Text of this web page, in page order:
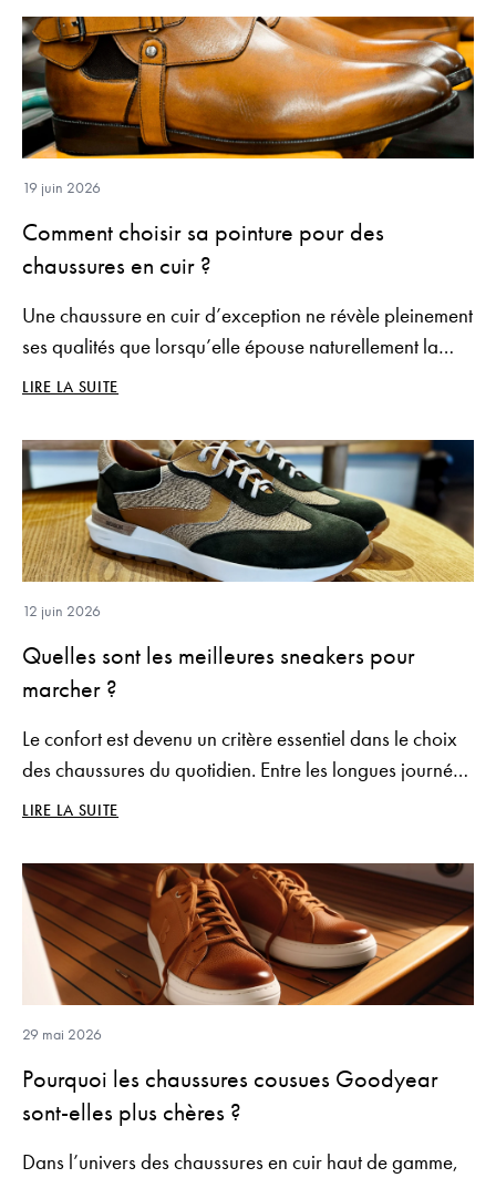
désignent pas le même niveau de qualité.
19 juin 2026
Comment choisir sa pointure pour des
chaussures en cuir ?
Une chaussure en cuir d’exception ne révèle pleinement
ses qualités que lorsqu’elle épouse naturellement la
morphologie de celui qui la porte. Le choix de la
inscrit sur une boîte : il influence directement le confort,
l’élégance de la silhouette et la longévité de la
chaussure.
LIRE LA SUITE
12 juin 2026
Quelles sont les meilleures sneakers pour
marcher ?
Le confort est devenu un critère essentiel dans le choix
des chaussures du quotidien. Entre les longues journées
de travail, les déplacements urbains et les voyages, une
l’expérience de marche.
LIRE LA SUITE
29 mai 2026
Pourquoi les chaussures cousues Goodyear
sont-elles plus chères ?
Dans l’univers des chaussures en cuir haut de gamme,